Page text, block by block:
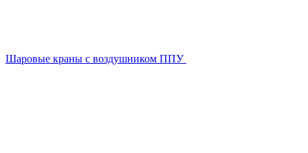
Шаровые краны с воздушником ППУ